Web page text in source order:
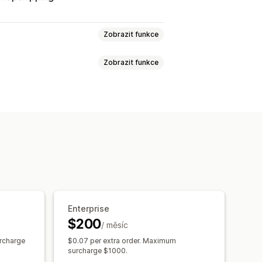
Zobrazit funkce
pro více obchodů Vlastní výkazy
Zobrazit funkce
Transakce
Enterprise
$200/ měsíc
$0.07 per extra order. Maximum
surcharge $1000.